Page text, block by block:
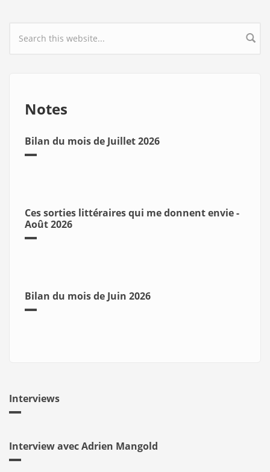
Search form
Notes
Bilan du mois de Juillet 2026
Ces sorties littéraires qui me donnent envie -
Août 2026
Bilan du mois de Juin 2026
Interviews
Interview avec Adrien Mangold